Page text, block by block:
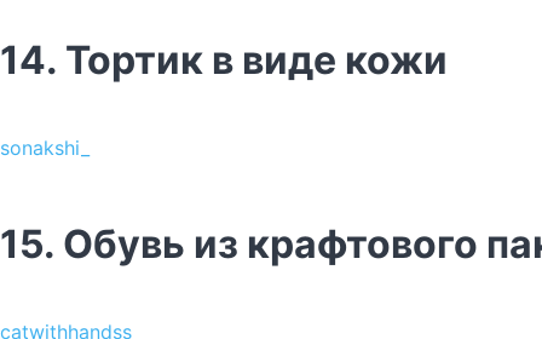
14. Тортик в виде кожи
sonakshi_
15. Обувь из крафтового
catwithhandss